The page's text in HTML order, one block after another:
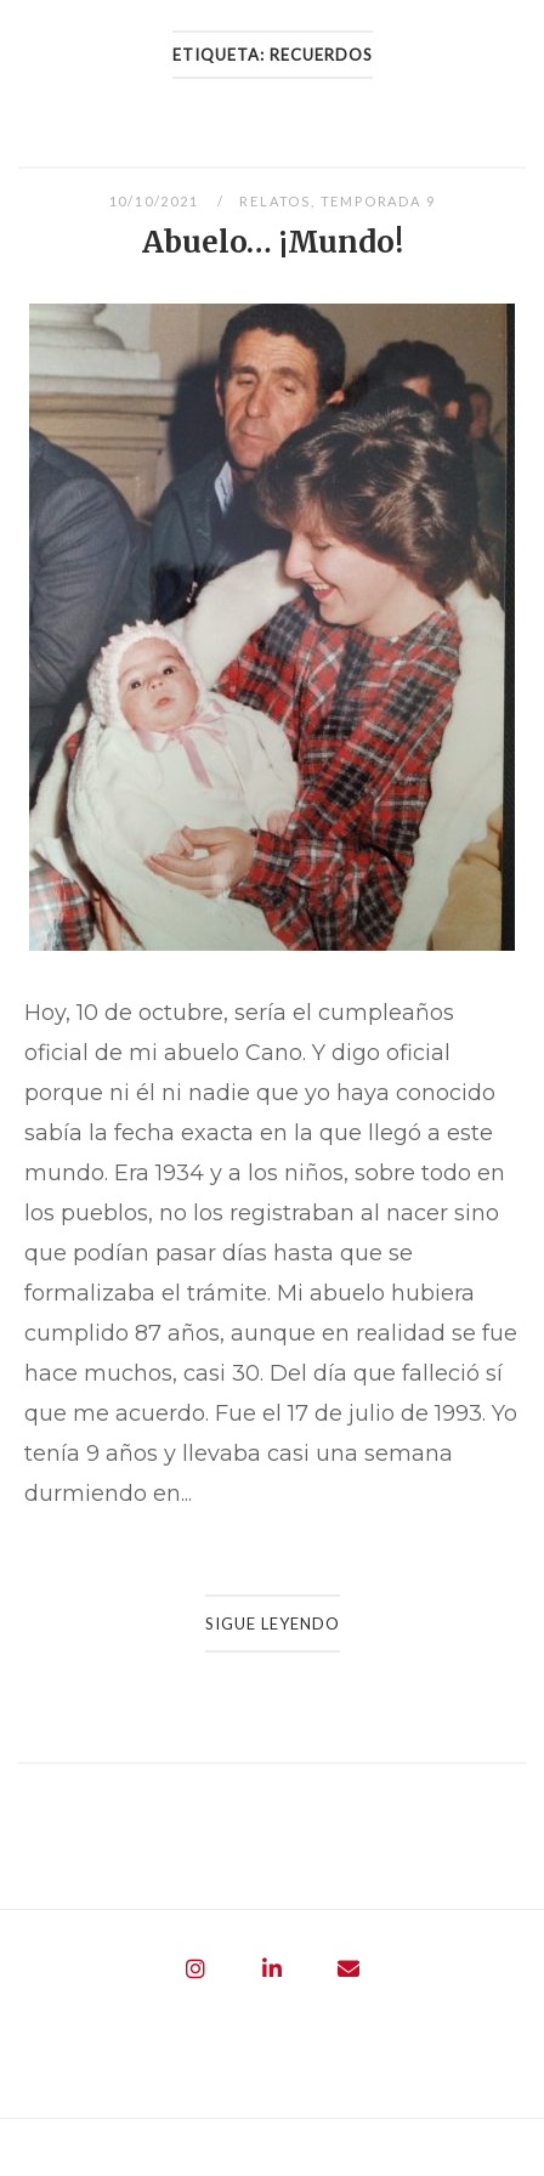
ETIQUETA: RECUERDOS
10/10/2021 RELATOS TEMPORADA 9
Abuelo… ¡Mundo!
Hoy, 10 de octubre, sería el cumpleaños
oficial de mi abuelo Cano. Y digo oficial
porque ni él ni nadie que yo haya conocido
sabía la fecha exacta en la que llegó a este
mundo. Era 1934 y a los niños, sobre todo en
los pueblos, no los registraban al nacer sino
que podían pasar días hasta que se
formalizaba el trámite. Mi abuelo hubiera
cumplido 87 años, aunque en realidad se fue
hace muchos, casi 30. Del día que falleció sí
que me acuerdo. Fue el 17 de julio de 1993. Yo
tenía 9 años y llevaba casi una semana
durmiendo en...
SIGUE LEYENDO